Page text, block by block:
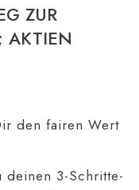
ZUR
AKTIEN
den fairen Wert
deinen 3-Schritte-